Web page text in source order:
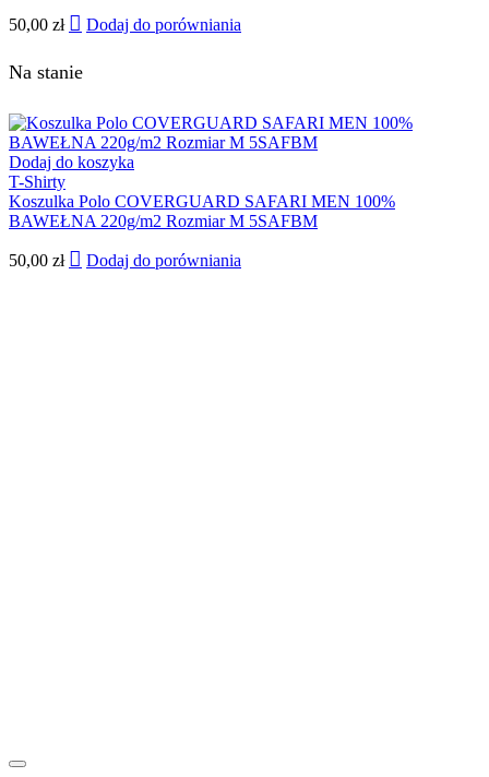
50,00 zł Dodaj do porówniania
Na stanie
Dodaj do koszyka
T-Shirty
Koszulka Polo COVERGUARD SAFARI MEN 100%
BAWEŁNA 220g/m2 Rozmiar M 5SAFBM
50,00 zł Dodaj do porówniania